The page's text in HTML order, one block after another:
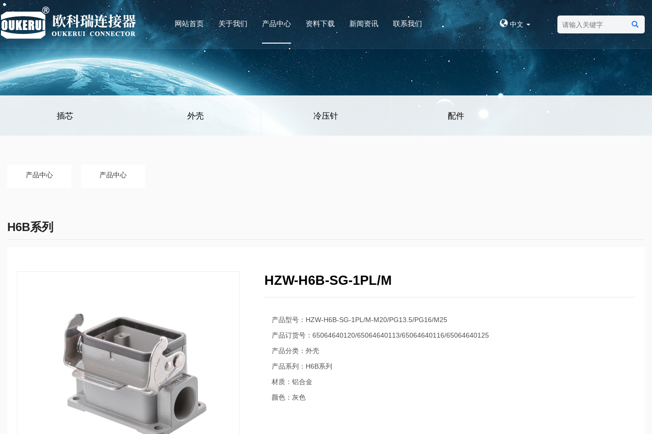
网站首页 关于我们 产品中心 资料下载 新闻资讯 联系我们 中文
插芯 外壳 冷压针 配件
产品中心 产品中心
H6B系列
HZW-H6B-SG-1PL/M
产品型号：HZW-H6B-SG-1PL/M-M20/PG13.5/PG16/M25
产品订货号：65064640120/65064640113/65064640116/65064640125
产品分类：外壳
产品系列：H6B系列
材质：铝合金
颜色：灰色